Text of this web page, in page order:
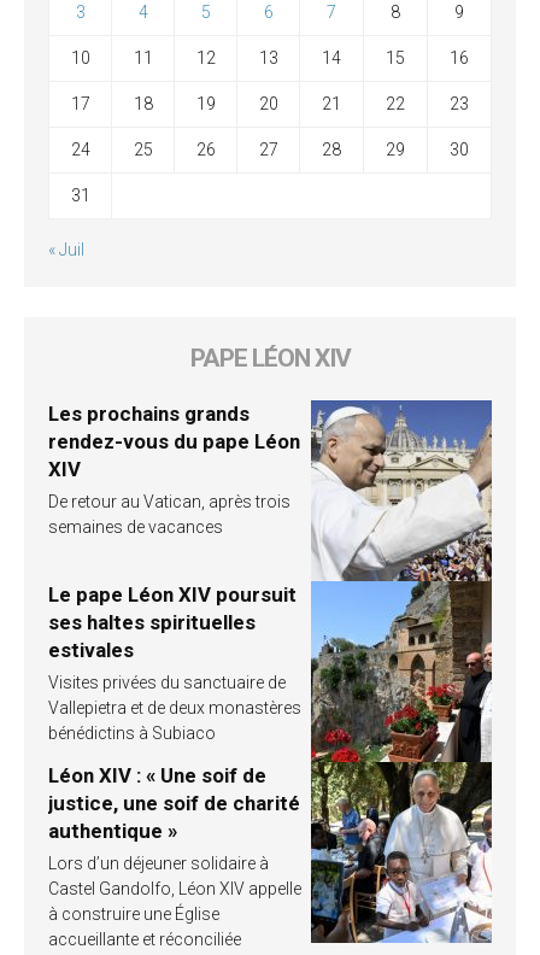
3 4 5 6 7 8 9
10 11 12 13 14 15 16
17 18 19 20 21 22 23
24 25 26 27 28 29 30
31
« Juil
PAPE LÉON XIV
Les prochains grands
rendez-vous du pape Léon
XIV
De retour au Vatican, après trois
semaines de vacances
Le pape Léon XIV poursuit
ses haltes spirituelles
estivales
Visites privées du sanctuaire de
Vallepietra et de deux monastères
bénédictins à Subiaco
Léon XIV : « Une soif de
justice, une soif de charité
authentique »
Lors d’un déjeuner solidaire à
Castel Gandolfo, Léon XIV appelle
à construire une Église
accueillante et réconciliée